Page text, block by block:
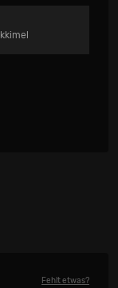
Fehlt etwas?